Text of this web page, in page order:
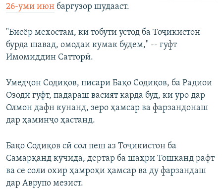
26-уми июн баргузор шудааст.
"Бисёр мехостам, ки тобути устод ба Тоҷикистон
бурда шавад, омодаи кумак будем," -- гуфт
Имомиддин Сатторӣ.
Умедҷон Содиқов, писари Бақо Содиқов, ба Радиои
Озодӣ гуфт, падараш васият карда буд, ки ӯро дар
Олмон дафн кунанд, зеро ҳамсар ва фарзандонаш
дар ҳаминҷо ҳастанд.
Бақо Содиқов сӣ сол пеш аз Тоҷикистон ба
Самарқанд кӯчида, дертар ба шаҳри Тошканд рафт
ва се соли охир ҳамроҳи ҳамсар ва ду фарзандаш
дар Аврупо мезист.